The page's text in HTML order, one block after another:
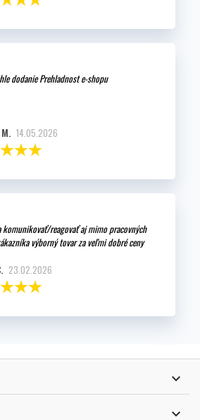
dodanie Prehladnost e-shopu
14.05.2026
komunikovať/reagovať aj mimo pracovných
výborný tovar za veľmi dobré ceny
23.02.2026

